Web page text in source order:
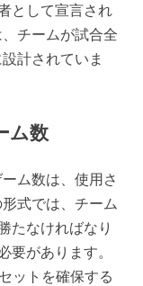
として宣言され
チームが試合全
計されていま
ム数
ム数は、使用さ
式では、チーム
たなければなり
要があります。
ットを確保する